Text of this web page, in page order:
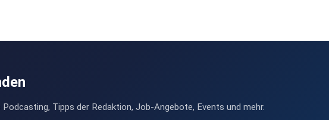
Tipps der Redaktion, Job-Angebote, Events und mehr.